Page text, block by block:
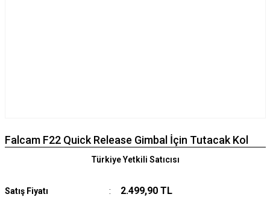
Falcam F22 Quick Release Gimbal İçin Tutacak Kol
Satış Fiyatı 2.499,90 TL
Türkiye Yetkili Satıcısı